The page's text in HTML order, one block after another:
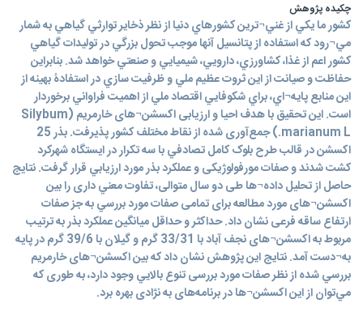
چکیده پژوهش
كشور ما يکي از غني¬ترين كشورهاي دنيا از نظر ذخاير توارثي گياهي به شمار
مي¬رود كه استفاده از پتانسيل آنها موجب تحول بزرگي در توليدات گياهي
كشور اعم از غذا، كشاورزي، دارويي، شيميايي و صنعتي خواهد شد. بنابراين
حفاظت و صيانت از اين ثروت عظيم ملي و ظرفيت سازي در استفادۀ بهينه از
اين منابع پايه¬اي، براي شكوفايي اقتصاد ملي از اهميت فراواني برخوردار
است. این تحقیق با هدف احیا و ارزیابی اکسشن¬های خارمريم (Silybum
marianum L.) جمع‌آوری شده از نقاط مختلف کشور پذیرفت. بذر 25
اکسشن در قالب طرح بلوک کامل تصادفي با سه تکرار در ایستگاه شهرکرد
کشت شدند و صفات مورفولوژيکی و عملکرد بذر مورد ارزيابي قرار گرفت. نتایج
حاصل از تحلیل داده¬ها طی دو سال متوالی، تفاوت معني داری را بين
اکسشن¬های مورد مطالعه برای تمامی صفات مورد بررسي به جز صفات
ارتفاع ساقه فرعی نشان داد. حداکثر و حداقل میانگین عملکرد بذر به ترتیب
مربوط به اکسشن¬های نجف آباد با 33/31 گرم و گیلان با 39/6 گرم در پایه
به¬دست آمد. نتايج اين پژوهش نشان داد که بين اکسشن¬های خارمريم
بررسي شده از نظر صفات مورد بررسی تنوع بالايي وجود دارد، به طوری که
مي‌توان از اين اکسشن¬ها در برنامه‌های به نژادی بهره برد.